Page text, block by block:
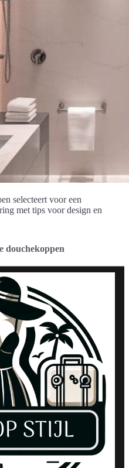
selecteert voor een
met tips voor design en
douchekoppen